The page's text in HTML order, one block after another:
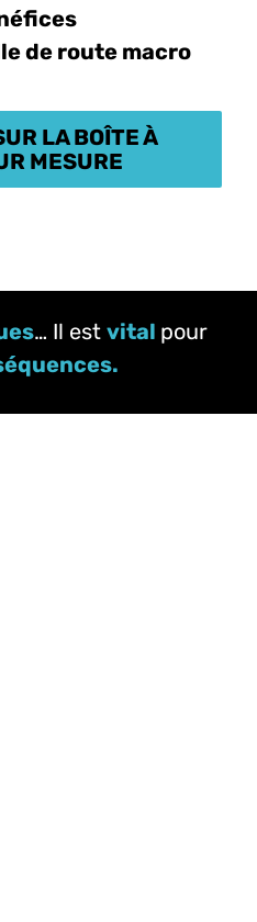
de route macro
LA BOÎTE À
MESURE
… Il est vital pour